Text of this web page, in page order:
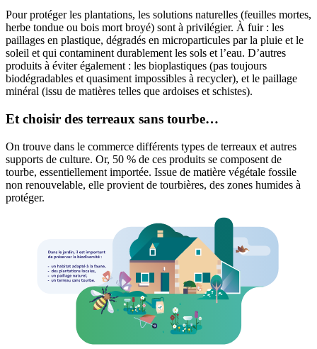
Pour protéger les plantations, les solutions naturelles (feuilles mortes,
herbe tondue ou bois mort broyé) sont à privilégier. À fuir : les
paillages en plastique, dégradés en microparticules par la pluie et le
soleil et qui contaminent durablement les sols et l’eau. D’autres
produits à éviter également : les bioplastiques (pas toujours
biodégradables et quasiment impossibles à recycler), et le paillage
minéral (issu de matières telles que ardoises et schistes).
Et choisir des terreaux sans tourbe…
On trouve dans le commerce différents types de terreaux et autres
supports de culture. Or, 50 % de ces produits se composent de
tourbe, essentiellement importée. Issue de matière végétale fossile
non renouvelable, elle provient de tourbières, des zones humides à
protéger.